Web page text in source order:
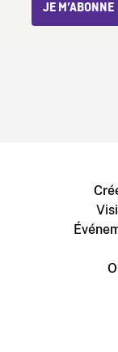
JE M’ABONNE